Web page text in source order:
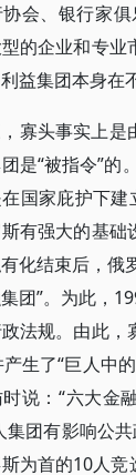
会、银行家
的企业和专业
益集团本身在
寡头事实上是
是“被指令”的
国家庇护下
有强大的基础
化结束后，俄
团”。为此，
法规。由此，
生了“巨人中
说：“六大金
集团有影响公
为首的10人